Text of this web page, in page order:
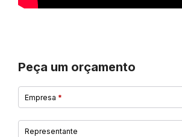
Peça um orçamento
Empresa *
Representante